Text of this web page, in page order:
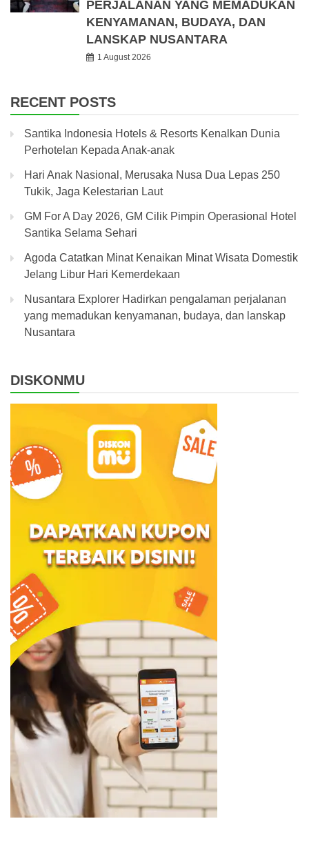
PERJALANAN YANG MEMADUKAN
KENYAMANAN, BUDAYA, DAN
LANSKAP NUSANTARA
1 August 2026
RECENT POSTS
Santika Indonesia Hotels & Resorts Kenalkan Dunia
Perhotelan Kepada Anak-anak
Hari Anak Nasional, Merusaka Nusa Dua Lepas 250
Tukik, Jaga Kelestarian Laut
GM For A Day 2026, GM Cilik Pimpin Operasional Hotel
Santika Selama Sehari
Agoda Catatkan Minat Kenaikan Minat Wisata Domestik
Jelang Libur Hari Kemerdekaan
Nusantara Explorer Hadirkan pengalaman perjalanan
yang memadukan kenyamanan, budaya, dan lanskap
Nusantara
DISKONMU